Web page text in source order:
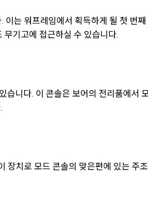
는 워프레임에서 획득하게 될 첫 번
무기고에 접근하실 수 있습니다.
니다. 이 콘솔은 보어의 전리품에서
치로 모드 콘솔의 맞은편에 있는 주